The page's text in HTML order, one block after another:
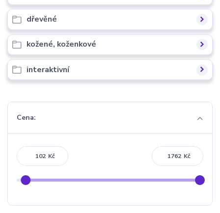
dřevěné
kožené, koženkové
interaktivní
Cena:
Kč Kč